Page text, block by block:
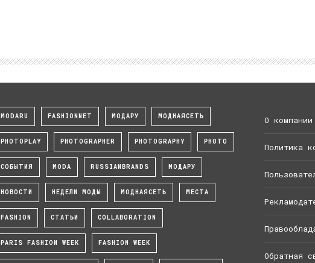
MODARU FASHIONNET МОДАРУ МОДНАЯСЕТЬ
PHOTOPLAY PHOTOGRAPHER PHOTOGRAPHY PHOTO
СОБЫТИЯ MODA RUSSIANBRANDS МОДАРУ
НОВОСТИ НЕДЕЛИ МОДЫ МОДНАЯСЕТЬ МЕСТА
FASHION СТАТЬИ COLLABORATION
PARIS FASHION WEEK FASHION WEEK
О компании
Политика
Обратная